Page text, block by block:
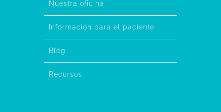
Nuestra oficina
Información para el paciente
Blog
Recursos